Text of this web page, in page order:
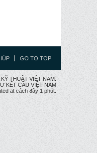
GO TO TOP
THUẬT VIỆT NAM.
KẾT CÂU VIỆT NAM
at cách đây 1 phút.